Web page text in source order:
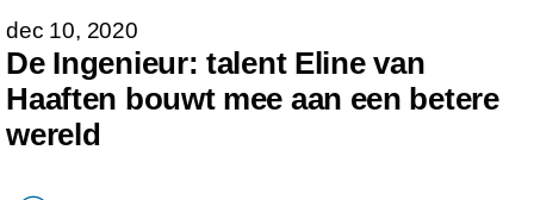
dec 10, 2020
De Ingenieur: talent Eline van
Haaften bouwt mee aan een betere
wereld